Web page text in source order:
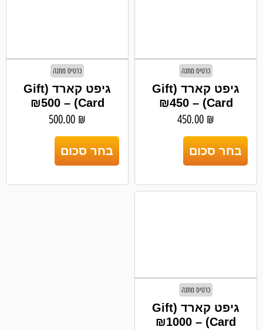
כרטיס מתנה
גיפט קארד (Gift
Card) – ₪450
450.00 ₪
בחר סכום
כרטיס מתנה
גיפט קארד (Gift
Card) – ₪500
500.00 ₪
בחר סכום
כרטיס מתנה
גיפט קארד (Gift
Card) – ₪1000